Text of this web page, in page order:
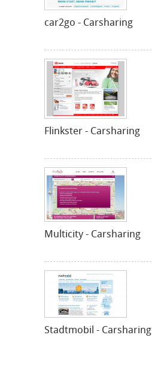
car2go - Carsharing
Flinkster - Carsharing
Multicity - Carsharing
Stadtmobil - Carsharing